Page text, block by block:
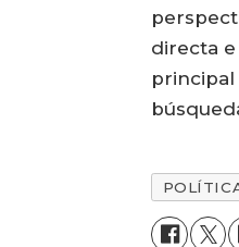
directa
principal